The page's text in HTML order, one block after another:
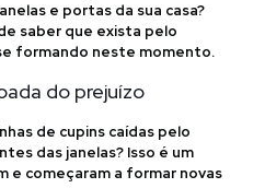
e portas da sua casa?
saber que exista pelo
formando neste momento.
do prejuízo
de cupins caídas pelo
das janelas? Isso é um
e começaram a formar novas